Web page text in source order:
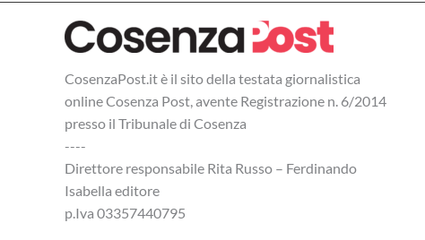
CosenzaPost.it è il sito della testata giornalistica
online Cosenza Post, avente Registrazione n. 6/2014
presso il Tribunale di Cosenza
----
Direttore responsabile Rita Russo – Ferdinando
Isabella editore
p.Iva 03357440795